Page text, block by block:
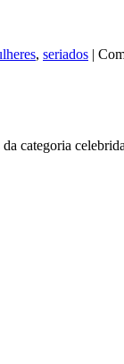
, seriados |
categoria